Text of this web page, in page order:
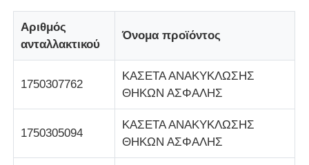
Εκτυπωτής καρτών
μηχάνημα POS
Ανταλλακτικά ATM
Αριθμός
ανταλλακτικού
Όνομα προϊόντος
1750307762
ΚΑΣΕΤΑ ΑΝΑΚΥΚΛΩΣΗΣ
ΘΗΚΩΝ ΑΣΦΑΛΗΣ
1750305094
ΚΑΣΕΤΑ ΑΝΑΚΥΚΛΩΣΗΣ
ΘΗΚΩΝ ΑΣΦΑΛΗΣ